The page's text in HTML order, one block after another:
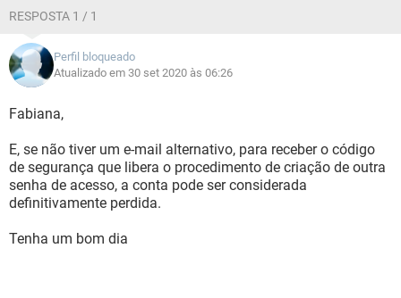
RESPOSTA 1 / 1
Perfil bloqueado
Atualizado em 30 set 2020 às 06:26
Fabiana,
E, se não tiver um e-mail alternativo, para receber o código
de segurança que libera o procedimento de criação de outra
senha de acesso, a conta pode ser considerada
definitivamente perdida.
Tenha um bom dia